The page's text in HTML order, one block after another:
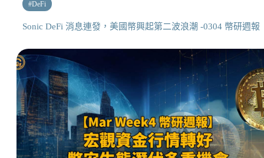
#DeFi
Sonic DeFi 消息連發，美國幣興起第二波浪潮 -0304 幣研週報